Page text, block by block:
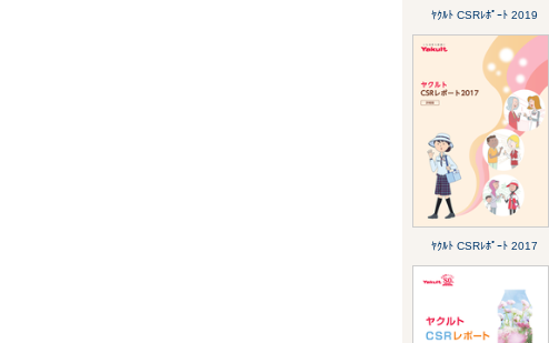
ﾔｸﾙﾄ CSRﾚﾎﾟｰﾄ 2019
ﾔｸﾙﾄ CSRﾚﾎﾟｰﾄ 2017